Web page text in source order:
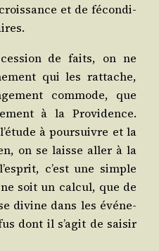
et de fécon­di­
de faits, on ne
qui les rat­tache,
com­mode, que
à la Pro­vi­dence.
à pour­suivre et la
on se laisse aller à la
c’est une simple
soit un cal­cul, que de
divine dans les évé­ne­
dont il s’agit de sai­sir